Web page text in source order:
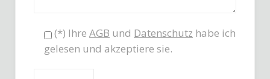
(*) Ihre AGB und Datenschutz habe ich
gelesen und akzeptiere sie.